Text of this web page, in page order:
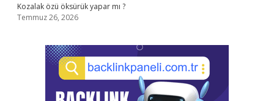
Kozalak özü öksürük yapar mı ?
Temmuz 26, 2026